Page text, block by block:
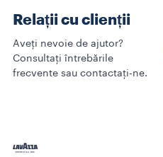
Relații cu clienții
Aveți nevoie de ajutor?
Consultați întrebările
frecvente sau contactați-ne.